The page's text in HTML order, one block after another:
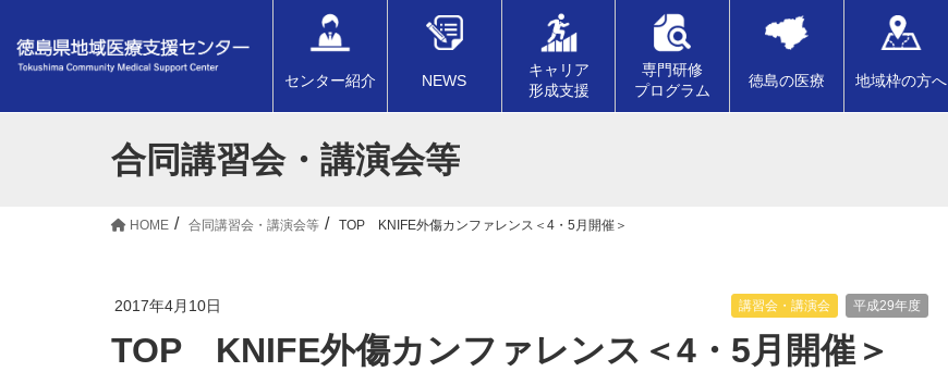
センター紹介 NEWS
キャリア
形成支援
専門研修
プログラム
徳島の医療 地域枠の方へ
合同講習会・講演会等
HOME 合同講習会・講演会等 TOP KNIFE外傷カンファレンス＜4・5月開催＞
2017年4月10日 平成29年度
講習会・講演会
TOP KNIFE外傷カンファレンス＜4・5月開催＞